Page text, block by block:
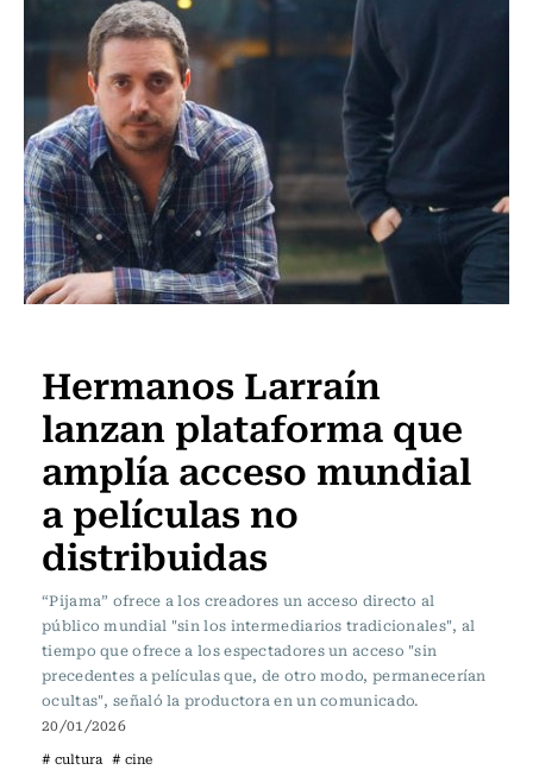
Hermanos Larraín
lanzan plataforma que
amplía acceso mundial
a películas no
distribuidas
“Pijama” ofrece a los creadores un acceso directo al
público mundial "sin los intermediarios tradicionales", al
tiempo que ofrece a los espectadores un acceso "sin
precedentes a películas que, de otro modo, permanecerían
ocultas", señaló la productora en un comunicado.
20/01/2026
# cultura # cine